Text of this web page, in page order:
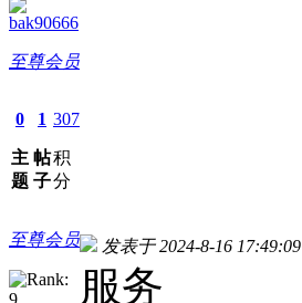
bak90666
至尊会员
0
主
题
1
帖
子
307
积
分
至尊会员 发表于 2024-8-16 17:49:09
服务